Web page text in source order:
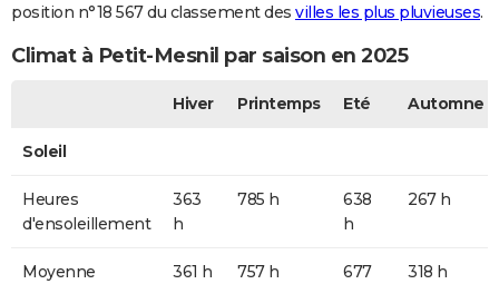
position n°18 567 du classement des villes les plus pluvieuses.
Climat à Petit-Mesnil par saison en 2025
Hiver Printemps Eté Automne
Soleil
Heures
d'ensoleillement
363
h
785 h
638
h
267 h
Moyenne
361 h 757 h
677
318 h